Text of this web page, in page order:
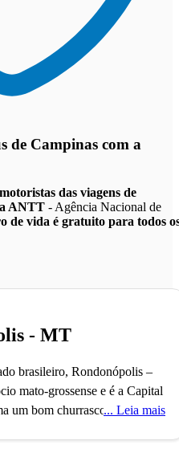
de Campinas com a
das viagens de
ANTT - Agência Nacional de
de vida é gratuito para todos
- MT
brasileiro, Rondonópolis –
mato-grossense e é a Capital
um bom churrasco.A cidade
Leia mais